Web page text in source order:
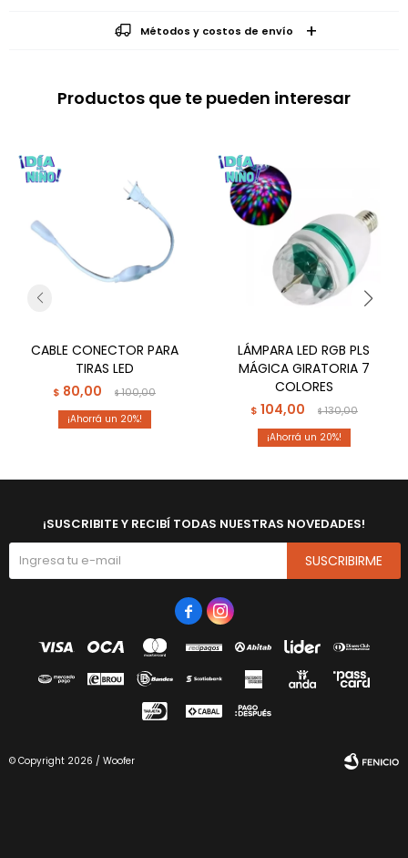
Métodos y costos de envío
Productos que te pueden interesar
CABLE CONECTOR PARA
TIRAS LED
$ 80,00 $100,00
20
LÁMPARA LED RGB PLS
MÁGICA GIRATORIA 7
COLORES
$ 104,00 $130,00
20
¡SUSCRIBITE Y RECIBÍ TODAS NUESTRAS NOVEDADES!
SUSCRIBIRME
 
© Copyright 2026 / Woofer